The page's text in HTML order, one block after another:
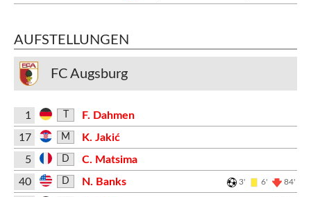
AUFSTELLUNGEN
FC Augsburg
1
F. Dahmen
17
M
K. Jakić
5
D
C. Matsima
40
D N. Banks 3' 6' 84'